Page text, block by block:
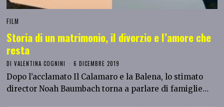
FILM
Storia di un matrimonio, il divorzio e l’amore che
resta
DIVALENTINA COGNINI 6 DICEMBRE 2019
Dopo l’acclamato Il Calamaro e la Balena, lo stimato
director Noah Baumbach torna a parlare di famiglie…